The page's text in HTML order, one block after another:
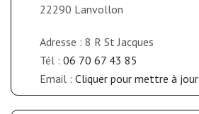
22290 Lanvollon
Adresse : 8 R St Jacques
Tél : 06 70 67 43 85
Email : Cliquer pour mettre à jour